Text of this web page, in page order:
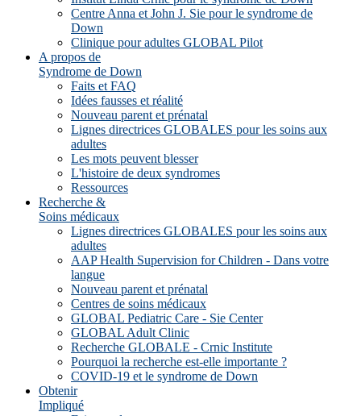
Centre Anna et John J. Sie pour le syndrome de
Down
Clinique pour adultes GLOBAL Pilot
A propos de
Syndrome de Down
Faits et FAQ
Idées fausses et réalité
Nouveau parent et prénatal
Lignes directrices GLOBALES pour les soins aux
adultes
Les mots peuvent blesser
L'histoire de deux syndromes
Ressources
Recherche &
Soins médicaux
Lignes directrices GLOBALES pour les soins aux
adultes
AAP Health Supervision for Children - Dans votre
langue
Nouveau parent et prénatal
Centres de soins médicaux
GLOBAL Pediatric Care - Sie Center
GLOBAL Adult Clinic
Recherche GLOBALE - Crnic Institute
Pourquoi la recherche est-elle importante ?
COVID-19 et le syndrome de Down
Obtenir
Impliqué